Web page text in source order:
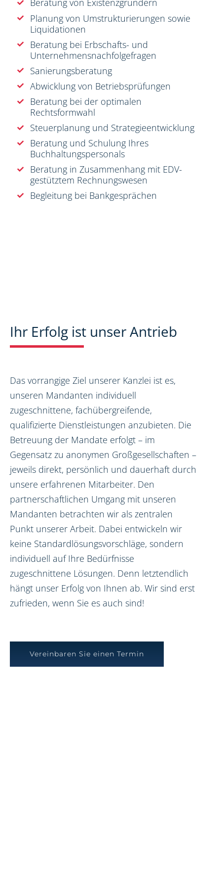
Beratung von Existenzgründern
Planung von Umstrukturierungen sowie
Liquidationen
Beratung bei Erbschafts- und
Unternehmensnachfolgefragen
Sanierungsberatung
Abwicklung von Betriebsprüfungen
Beratung bei der optimalen
Rechtsformwahl
Steuerplanung und Strategieentwicklung
Beratung und Schulung Ihres
Buchhaltungspersonals
Beratung in Zusammenhang mit EDV-
gestütztem Rechnungswesen
Begleitung bei Bankgesprächen
Ihr Erfolg ist unser Antrieb
Das vorrangige Ziel unserer Kanzlei ist es,
unseren Mandanten individuell
zugeschnittene, fachübergreifende,
qualifizierte Dienstleistungen anzubieten. Die
Betreuung der Mandate erfolgt – im
Gegensatz zu anonymen Großgesellschaften –
jeweils direkt, persönlich und dauerhaft durch
unsere erfahrenen Mitarbeiter. Den
partnerschaftlichen Umgang mit unseren
Mandanten betrachten wir als zentralen
Punkt unserer Arbeit. Dabei entwickeln wir
keine Standardlösungsvorschläge, sondern
individuell auf Ihre Bedürfnisse
zugeschnittene Lösungen. Denn letztendlich
hängt unser Erfolg von Ihnen ab. Wir sind erst
zufrieden, wenn Sie es auch sind!
Vereinbaren Sie einen Termin